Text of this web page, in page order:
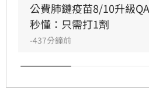
調，當年會議資料遮蔽是
要求原廠證明是為確保疫
蔣萬安則反駁資料多處遭塗
購攻防不斷，莊競程呼籲
選擇性解讀資料混淆視聽
廣泛關注與討論。
公費肺鏈疫苗8/10升級QA
秒懂：只需打1劑
-437分鐘前